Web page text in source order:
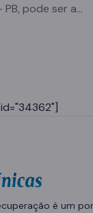
pode ser a…
é um